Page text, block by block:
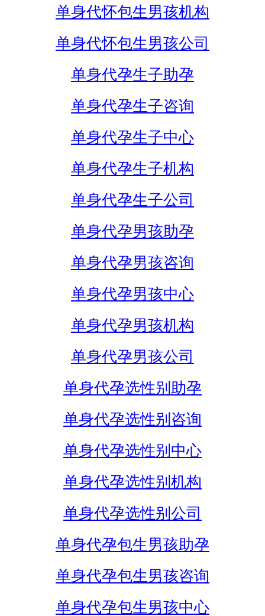
单身代怀包生男孩机构
单身代怀包生男孩公司
单身代孕生子助孕
单身代孕生子咨询
单身代孕生子中心
单身代孕生子机构
单身代孕生子公司
单身代孕男孩助孕
单身代孕男孩咨询
单身代孕男孩中心
单身代孕男孩机构
单身代孕男孩公司
单身代孕选性别助孕
单身代孕选性别咨询
单身代孕选性别中心
单身代孕选性别机构
单身代孕选性别公司
单身代孕包生男孩助孕
单身代孕包生男孩咨询
单身代孕包生男孩中心